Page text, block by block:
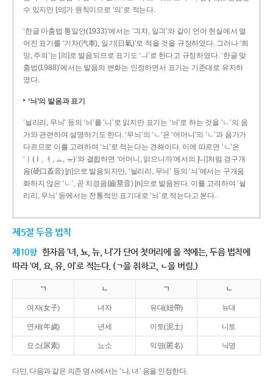
수 있지만 [의]가 원칙이므로 ‘의’로 적는다.
‘한글 마춤법 통일안(1933)’에서는 ‘긔챠, 일긔’와 같이 언어 현실에서 멀
어진 표기를 ‘기차(汽車), 일기(日氣)’로 적을 것을 규정하였다. 그러나 ‘희
망, 주의’는 [의]로 발음되므로 표기도 ‘ㅢ’로 한다고 규정하였다. ‘한글 맞
춤법(1988)’에서는 발음의 변화는 인정하면서 표기는 기존대로 유지하
였다.
‘늬’의 발음과 표기
‘늴리리, 무늬’ 등의 ‘늬’를 ‘니’로 읽지만 표기는 ‘늬’로 하는 것을 ‘ㄴ’의 음
가와 관련하여 설명하기도 한다. ‘무늬’의 ‘ㄴ’은 ‘어머니’의 ‘ㄴ’과 음가가
다르므로 이를 고려하여 ‘늬’로 적는다는 견해이다. 이에 따르면 ‘ㄴ’은
‘ㅣ(ㅑ, ㅕ, ㅛ, ㅠ)’와 결합하면 ‘어머니, 읽으니까’에서의 [니]처럼 경구개
음(硬口蓋音) [ɲ]으로 발음되지만, ‘늴리리, 무늬’ 등의 ‘늬’에서는 구개음
화하지 않은 ‘ㄴ’, 곧 치경음(齒莖音) [n]으로 발음된다. 이를 고려하여 ‘늴
리리, 무늬’ 등에서는 전통적인 표기대로 ‘늬’로 적는다고 본다.
제5절 두음 법칙
제10항 한자음 ‘녀, 뇨, 뉴, 니’가 단어 첫머리에 올 적에는, 두음 법칙에
따라 ‘여, 요, 유, 이’로 적는다. (ㄱ을 취하고, ㄴ을 버림.)
ㄱ ㄴ ㄱ ㄴ
여자(女子) 녀자 유대(紐帶) 뉴대
연세(年歲) 년세 이토(泥土) 니토
요소(尿素) 뇨소 익명(匿名) 닉명
다만, 다음과 같은 의존 명사에서는 ‘냐, 녀’ 음을 인정한다.